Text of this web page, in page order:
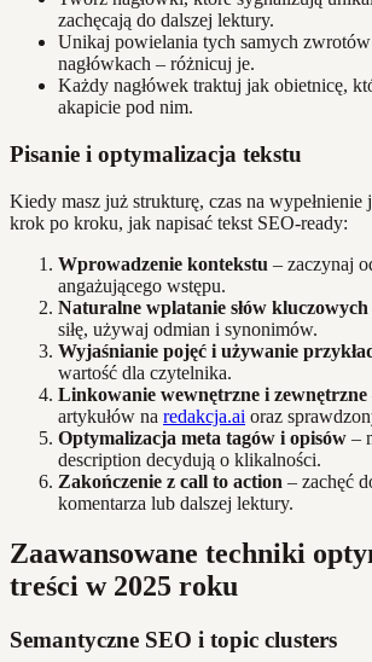
zachęcają do dalszej lektury.
Unikaj powielania tych samych
nagłówkach – różnicuj je.
Każdy nagłówek traktuj jak obietnicę,
akapicie pod nim.
Pisanie i optymalizacja tekstu
Kiedy masz już strukturę, czas na
krok po kroku, jak napisać tekst SEO-ready:
Wprowadzenie kontekstu – zaczynaj
angażującego wstępu.
Naturalne wplatanie słów kluczowych
siłę, używaj odmian i synonimów.
Wyjaśnianie pojęć i używanie
wartość dla czytelnika.
Linkowanie wewnętrzne i zewnętrzne
artykułów na redakcja.ai oraz
Optymalizacja meta tagów i opisów –
description decydują o klikalności.
Zakończenie z call to action – zachęć
komentarza lub dalszej lektury.
Zaawansowane techniki
treści w 2025 roku
Semantyczne SEO i topic clusters